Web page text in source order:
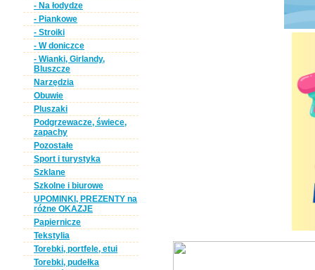
- Na łodydze
- Piankowe
- Stroiki
- W doniczce
- Wianki, Girlandy,
Bluszcze
Narzędzia
Obuwie
Pluszaki
Podgrzewacze, świece,
zapachy
Pozostałe
Sport i turystyka
Szklane
Szkolne i biurowe
UPOMINKI, PREZENTY na
różne OKAZJE
Papiernicze
Tekstylia
Torebki, portfele, etui
Torebki, pudełka